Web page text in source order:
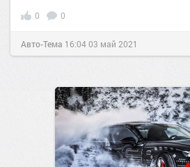
0 0
Авто-Тема 16:0403 май 2021